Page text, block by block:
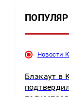
Новости
Блэкаут в